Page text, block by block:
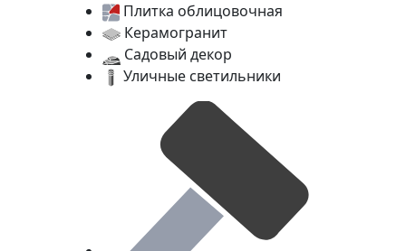
Плитка облицовочная
Керамогранит
Садовый декор
Уличные светильники